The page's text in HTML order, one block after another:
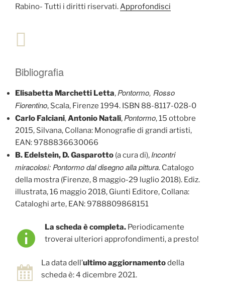
Rabino- Tutti i diritti riservati.Approfondisci
Bibliografia
Elisabetta Marchetti Letta, Pontormo, Rosso
Fiorentino, Scala, Firenze 1994. ISBN 88-8117-028-0
Carlo Falciani,Antonio Natali, Pontormo, 15 ottobre
2015, Silvana, Collana: Monografie di grandi artisti,
EAN: 9788836630066
B. Edelstein, D. Gasparotto (a cura di), Incontri
miracolosi: Pontormo dal disegno alla pittura. Catalogo
della mostra (Firenze, 8 maggio-29 luglio 2018). Ediz.
illustrata, 16 maggio 2018, Giunti Editore, Collana:
Cataloghi arte, EAN: 9788809868151
La scheda è completa. Periodicamente
troverai ulteriori approfondimenti, a presto!
La data dell’ultimo aggiornamentodella
scheda è: 4 dicembre 2021.